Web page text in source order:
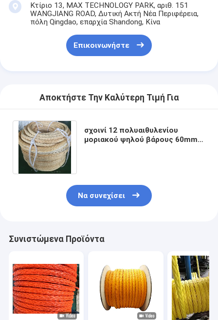
Κτίριο 13, MAX TECHNOLOGY PARK, αριθ. 151
WANGJIANG ROAD, Δυτική Ακτή Νέα Περιφέρεια,
πόλη Qingdao, επαρχία Shandong, Κίνα
Επικοινωνήστε
Αποκτήστε Την Καλύτερη Τιμή Για
σχοινί 12 πολυαιθυλενίου
μοριακού ψηλού βάρους 60mm
Να συνεχίσει
Συνιστώμενα Προϊόντα